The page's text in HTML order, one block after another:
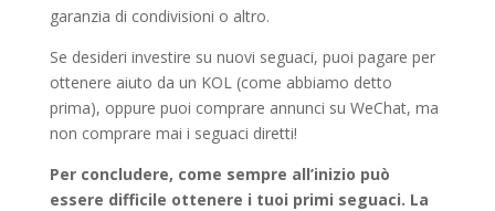
garanzia di condivisioni o altro.
Se desideri investire su nuovi seguaci, puoi pagare per
ottenere aiuto da un KOL (come abbiamo detto
prima), oppure puoi comprare annunci su WeChat, ma
non comprare mai i seguaci diretti!
Per concludere, come sempre all’inizio può
essere difficile ottenere i tuoi primi seguaci. La